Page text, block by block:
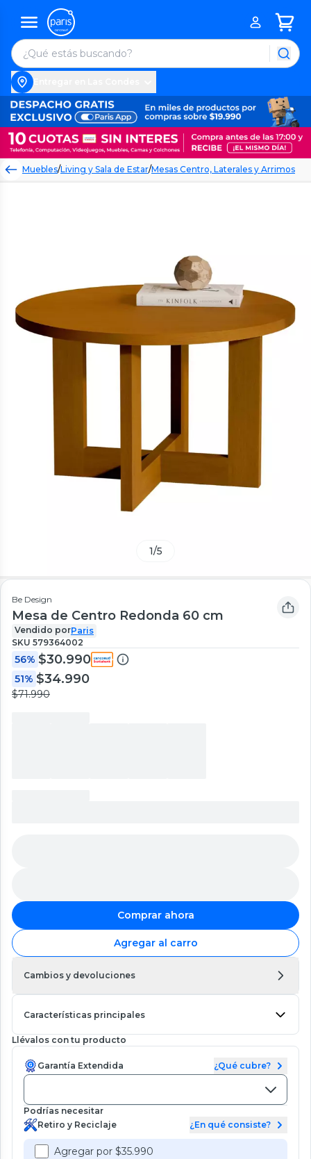
Muebles/Living y Sala de Estar/Mesas Centro, Laterales y Arrimos
1/5
Be Design
Mesa de Centro Redonda 60 cm
Vendido porParis
SKU 579364002
56% $30.990
51% $34.990
$71.990
Comprar ahora
Agregar al carro
Cambios y devoluciones
Características principales
Llévalos con tu producto
Garantía Extendida ¿Qué cubre?
Podrías necesitar
Retiro y Reciclaje
¿En qué consiste?
Agregar por $35.990